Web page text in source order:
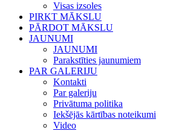
Visas izsoles
PIRKT MĀKSLU
PĀRDOT MĀKSLU
JAUNUMI
JAUNUMI
Parakstīties jaunumiem
PAR GALERIJU
Kontakti
Par galeriju
Privātuma politika
Iekšējās kārtības noteikumi
Video